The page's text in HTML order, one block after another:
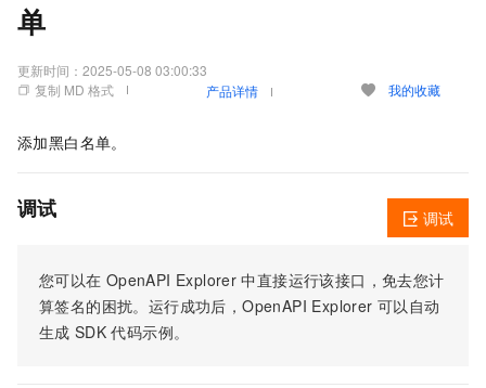
单
更新时间： 2025-05-08 03:00:33
复制 MD 格式
产品详情 我的收藏
添加黑白名单。
调试
您可以在 OpenAPI Explorer 中直接运行该接口，免去您计
算签名的困扰。运行成功后，OpenAPI Explorer 可以自动
生成 SDK 代码示例。
调试